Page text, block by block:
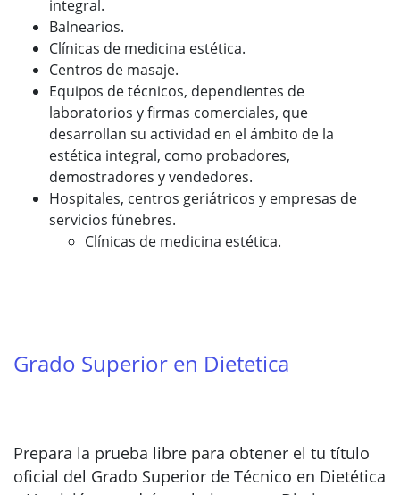
integral.
Balnearios.
Clínicas de medicina estética.
Centros de masaje.
Equipos de técnicos, dependientes de
laboratorios y firmas comerciales, que
desarrollan su actividad en el ámbito de la
estética integral, como probadores,
demostradores y vendedores.
Hospitales, centros geriátricos y empresas de
servicios fúnebres.
Clínicas de medicina estética.
Grado Superior en Dietetica
Prepara la prueba libre para obtener el tu título
oficial del Grado Superior de Técnico en Dietética